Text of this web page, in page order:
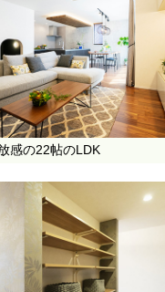
感の22帖のLDK